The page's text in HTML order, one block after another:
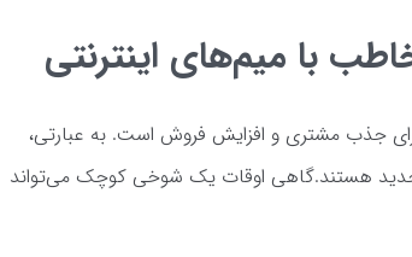
با میم‌های اینترنتی
جذب مشتری و افزایش فروش است. به عبارتی،
جدید هستند.گاهی اوقات یک شوخی کوچک می‌تواند